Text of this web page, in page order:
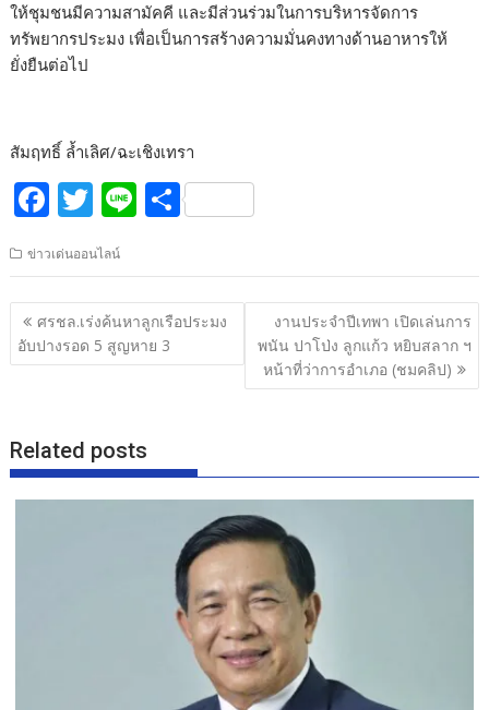
ให้ชุมชนมีความสามัคคี และมีส่วนร่วมในการบริหารจัดการ
ทรัพยากรประมง เพื่อเป็นการสร้างความมั่นคงทางด้านอาหารให้
ยั่งยืนต่อไป
สัมฤทธิ์ ล้ำเลิศ/ฉะเชิงเทรา
F
e
b
o
o
T
w
itt
er
Li
e
S
ar
e
ข่าวเด่นออนไลน์
แนะแนว
เรื่อง
ศรชล.เร่งค้นหาลูกเรือประมง
อับปางรอด 5 สูญหาย 3
งานประจำปีเทพา เปิดเล่นการ
พนัน ปาโป่ง ลูกแก้ว หยิบสลาก ฯ
หน้าที่ว่าการอำเภอ (ชมคลิป)
Related posts